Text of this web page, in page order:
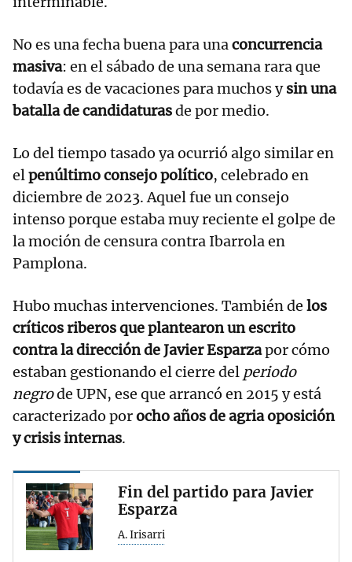
No es una fecha buena para unaconcurrencia
masiva: en el sábado de una semana rara que
todavía es de vacaciones para muchos ysin una
batalla de candidaturasde por medio.
Lo del tiempo tasado ya ocurrió algo similar en
elpenúltimo consejo político, celebrado en
diciembre de 2023. Aquel fue un consejo
intenso porque estaba muy reciente el golpe de
la moción de censura contra Ibarrola en
Pamplona.
Hubo muchas intervenciones. También de los
críticos riberos que plantearon un escrito
contra la dirección de Javier Esparzapor cómo
estaban gestionando el cierre del periodo
negrode UPN, ese que arrancó en 2015 y está
caracterizado porocho años de agria oposición
y crisis internas.
Fin del partido para Javier
Esparza
A. Irisarri